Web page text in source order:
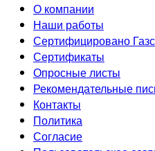
О компании
Наши работы
Сертифицировано
Сертификаты
Опросные листы
Рекомендательные
Контакты
Политика
Согласие